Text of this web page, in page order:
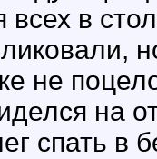
всех в
не
на
спать в